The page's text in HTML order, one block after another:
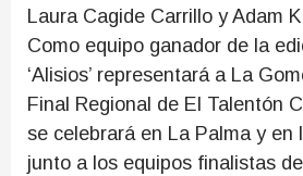
Laura Cagide Carrillo y Adam
Como equipo ganador de la
‘Alisios’ representará a La
Final Regional de El Talentón
se celebrará en La Palma y en
junto a los equipos finalistas